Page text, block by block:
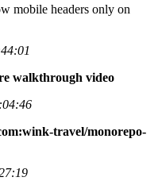
mobile headers only on
walkthrough video
travel/monorepo-